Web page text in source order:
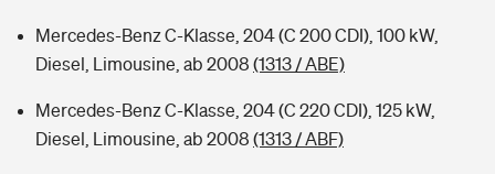
Mercedes-Benz C-Klasse, 204 (C 200 CDI), 100 kW,
Diesel, Limousine, ab 2008 (1313 / ABE)
Mercedes-Benz C-Klasse, 204 (C 220 CDI), 125 kW,
Diesel, Limousine, ab 2008 (1313 / ABF)